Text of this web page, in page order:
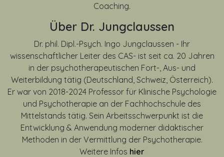
Coaching.
Über Dr. Jungclaussen
Dr. phil. Dipl.-Psych. Ingo Jungclaussen - Ihr
wissenschaftlicher Leiter des CAS- ist seit ca. 20 Jahren
in der psychotherapeutischen Fort-, Aus- und
Weiterbildung tätig (Deutschland, Schweiz, Österreich).
Er war von 2018-2024 Professor für Klinische Psychologie
und Psychotherapie an der Fachhochschule des
Mittelstands tätig. Sein Arbeitsschwerpunkt ist die
Entwicklung & Anwendung moderner didaktischer
Methoden in der Vermittlung der Psychotherapie.
Weitere Infos hier